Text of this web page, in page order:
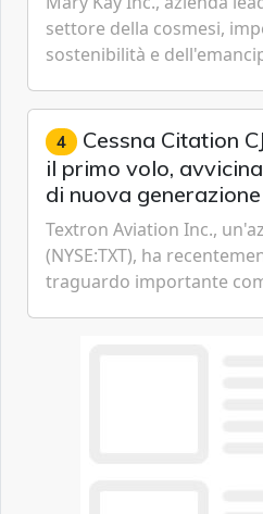
economica e
settore della cosmesi,
sostenibilità e
sostenibilità 2026, una
4 Cessna Citation CJ3 Gen3 completa
il primo volo,
di nuova
certificazione
Textron Aviation Inc.,
(NYSE:TXT), ha
traguardo importante